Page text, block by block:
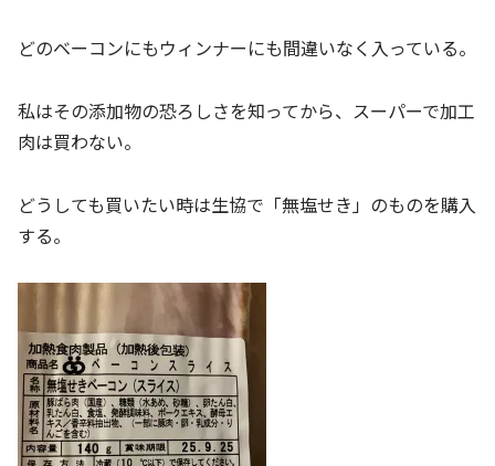
どのベーコンにもウィンナーにも間違いなく入っている。
私はその添加物の恐ろしさを知ってから、スーパーで加工
肉は買わない。
どうしても買いたい時は生協で「無塩せき」のものを購入
する。